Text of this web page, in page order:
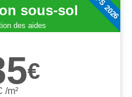
sous-sol
des aides
€
/m²